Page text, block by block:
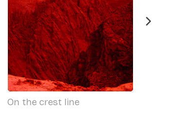
On the crest line